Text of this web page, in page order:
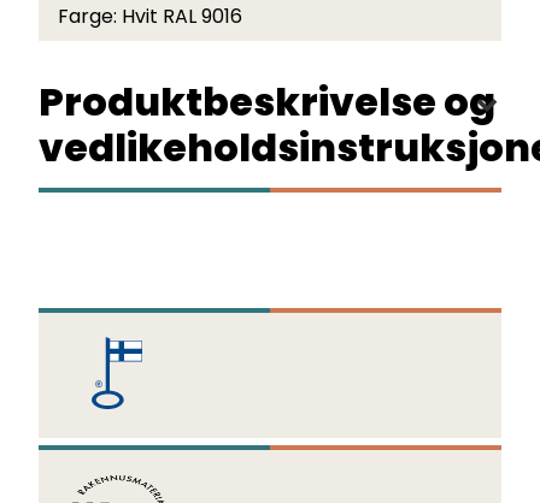
Farge: Hvit RAL 9016
Produktbeskrivelse og